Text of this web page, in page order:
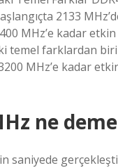
2133
MHz’e kadar
temel farklardan biri
MHz’e kadar
ne
saniyede